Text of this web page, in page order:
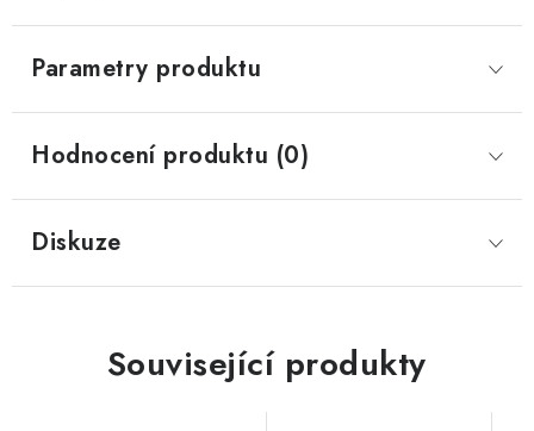
Parametry produktu
Hodnocení produktu (0)
Diskuze
Související produkty